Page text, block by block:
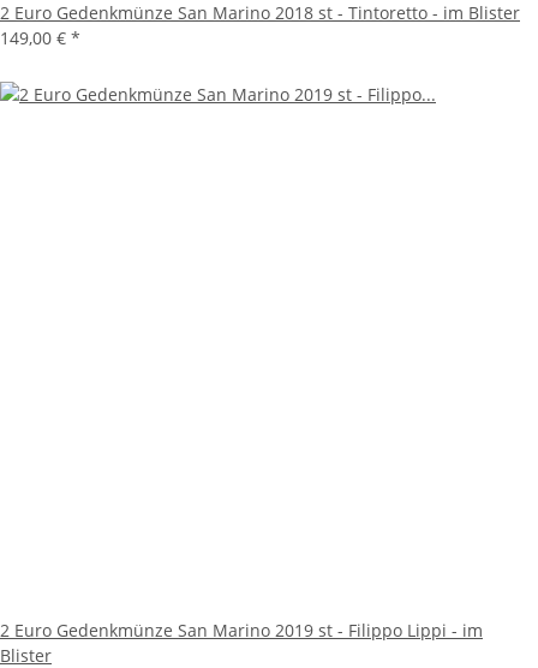
2 Euro Gedenkmünze San Marino 2018 st - Tintoretto - im Blister
149,00 € *
2 Euro Gedenkmünze San Marino 2019 st - Filippo Lippi - im
Blister